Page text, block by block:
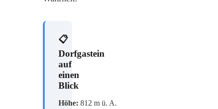
📋
Dorfgastein
auf
einen
Blick
Höhe: 812 m ü. A.